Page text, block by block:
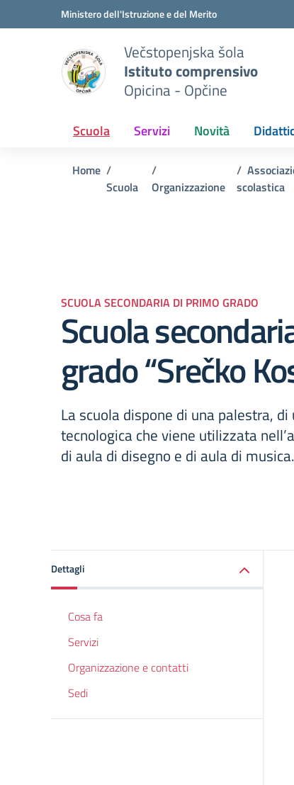
Vai ai contenuti
Vai al menu di navigazioneMinistero dell'Istruzione e del Merito
Večstopenjska šola
Istituto comprensivo
Opicina - Opčine
Scuola Servizi Novità
Home
Scuola
Organizzazione
scolastica
SCUOLA SECONDARIA DI PRIMO GRADO
Scuola
grado “Srečko
La scuola dispone di una palestra,
tecnologica che viene utilizzata
di aula di disegno e di aula di musica.
Dettagli
Cosa fa
Servizi
Organizzazione e contatti
Sedi